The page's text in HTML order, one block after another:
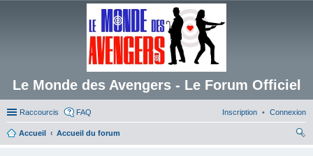
Le Monde des Avengers - Le Forum Officiel
Raccourcis FAQ Connexion
Inscription
Accueil
Accueil du forum